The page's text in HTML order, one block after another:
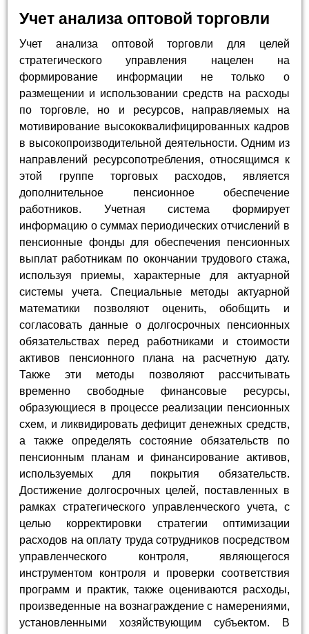
Учет анализа оптовой торговли
Учет анализа оптовой торговли для целей
стратегического управления нацелен на
формирование информации не только о
размещении и использовании средств на расходы
по торговле, но и ресурсов, направляемых на
мотивирование высококвалифицированных кадров
в высокопроизводительной деятельности. Одним из
направлений ресурсопотребления, относящимся к
этой группе торговых расходов, является
дополнительное пенсионное обеспечение
работников. Учетная система формирует
информацию о суммах периодических отчислений в
пенсионные фонды для обеспечения пенсионных
выплат работникам по окончании трудового стажа,
используя приемы, характерные для актуарной
системы учета. Специальные методы актуарной
математики позволяют оценить, обобщить и
согласовать данные о долгосрочных пенсионных
обязательствах перед работниками и стоимости
активов пенсионного плана на расчетную дату.
Также эти методы позволяют рассчитывать
временно свободные финансовые ресурсы,
образующиеся в процессе реализации пенсионных
схем, и ликвидировать дефицит денежных средств,
а также определять состояние обязательств по
пенсионным планам и финансирование активов,
используемых для покрытия обязательств.
Достижение долгосрочных целей, поставленных в
рамках стратегического управленческого учета, с
целью корректировки стратегии оптимизации
расходов на оплату труда сотрудников посредством
управленческого контроля, являющегося
инструментом контроля и проверки соответствия
программ и практик, также оцениваются расходы,
произведенные на вознаграждение с намерениями,
установленными хозяйствующим субъектом. В